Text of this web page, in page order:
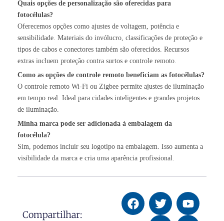
Quais opções de personalização são oferecidas para
fotocélulas?
Oferecemos opções como ajustes de voltagem, potência e
sensibilidade. Materiais do invólucro, classificações de proteção e
tipos de cabos e conectores também são oferecidos. Recursos
extras incluem proteção contra surtos e controle remoto.
Como as opções de controle remoto beneficiam as fotocélulas?
O controle remoto Wi-Fi ou Zigbee permite ajustes de iluminação
em tempo real. Ideal para cidades inteligentes e grandes projetos
de iluminação.
Minha marca pode ser adicionada à embalagem da
fotocélula?
Sim, podemos incluir seu logotipo na embalagem. Isso aumenta a
visibilidade da marca e cria uma aparência profissional.
Compartilhar: